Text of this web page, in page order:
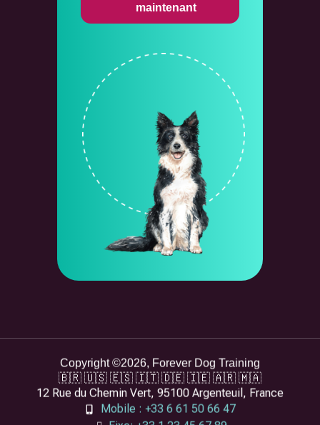
maintenant
Copyright ©2026, Forever Dog Training
🇧🇷 🇺🇸 🇪🇸 🇮🇹 🇩🇪 🇮🇪 🇦🇷 🇲🇦
12 Rue du Chemin Vert, 95100 Argenteuil, France
Mobile : +33 6 61 50 66 47